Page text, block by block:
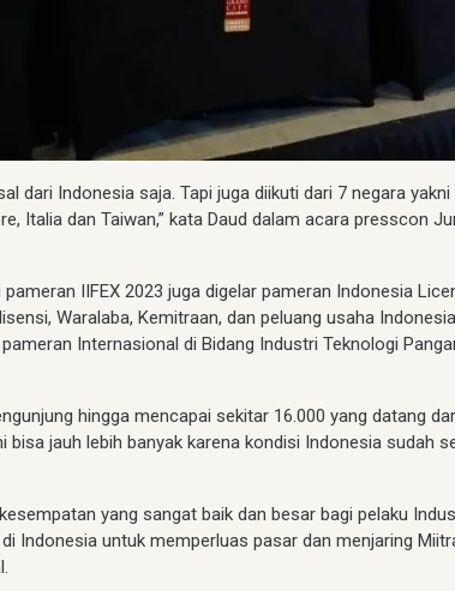
dari Indonesia saja. Tapi juga diikuti dari 7 negara yakni
Italia dan Taiwan,” kata Daud dalam acara presscon
IIFEX 2023 juga digelar pameran Indonesia
Waralaba, Kemitraan, dan peluang usaha
Internasional di Bidang Industri Teknologi
hingga mencapai sekitar 16.000 yang datang
bisa jauh lebih banyak karena kondisi Indonesia sudah
yang sangat baik dan besar bagi pelaku
Indonesia untuk memperluas pasar dan menjaring